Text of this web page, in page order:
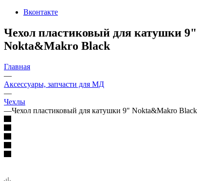
Вконтакте
Чехол пластиковый для катушки 9"
Nokta&Makro Black
Главная
—
Аксессуары, запчасти для МД
—
Чехлы
—Чехол пластиковый для катушки 9" Nokta&Makro Black